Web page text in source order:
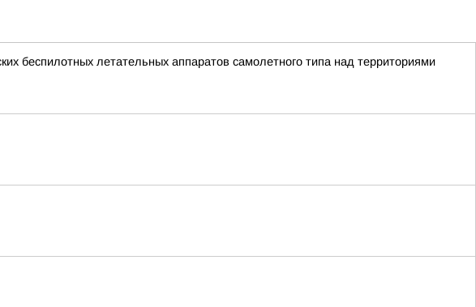
беспилотных летательных аппаратов самолетного типа над территориями